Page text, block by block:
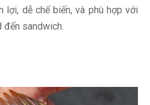
lợi, dễ chế biến, và phù hợp với
sandwich.